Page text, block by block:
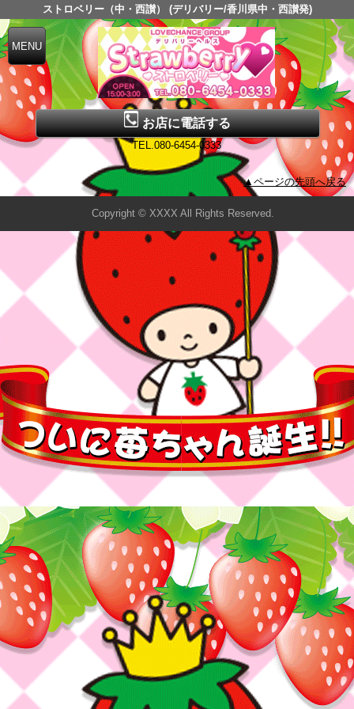
ストロベリー（中・西讃） (デリバリー/香川県中・西讃発)
お店に電話する
TEL.080-6454-0333
▲ページの先頭へ戻る
Copyright © XXXX All Rights Reserved.